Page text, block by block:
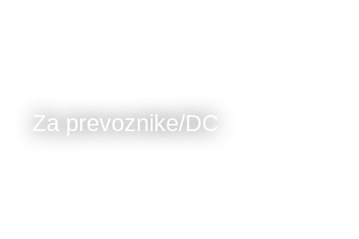
Za prevoznike/DC